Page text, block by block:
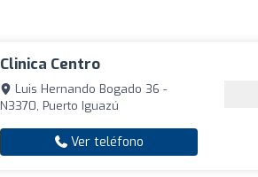
Clinica Centro
Luis Hernando Bogado 36 -
N3370, Puerto Iguazú
Ver teléfono